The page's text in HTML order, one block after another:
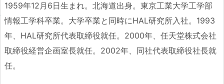
1959年12月6日生まれ。北海道出身。東京工業大学工学部
情報工学科卒業。大学卒業と同時にHAL研究所入社。1993
年、HAL研究所代表取締役就任。2000年、任天堂株式会社
取締役経営企画室長就任。2002年、同社代表取締役社長就
任。